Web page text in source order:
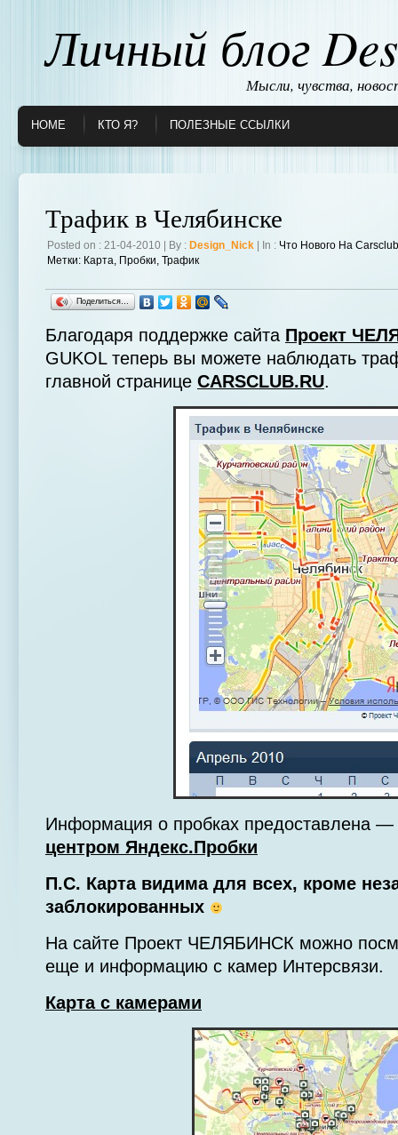
Личный блог
Мысли, чувства,
HOME КТО Я? ПОЛЕЗНЫЕ ССЫЛКИ
Трафик в Челябинске
Posted on : 21-04-2010 | By : Design_Nick | In : Что Нового На
Метки: Карта, Пробки, Трафик
Поделиться…
Благодаря поддержке сайта Проект
GUKOL теперь вы можете наблюдать
главной странице CARSCLUB.RU.
Информация о пробках предоставлена —
центром Яндекс.Пробки
П.С. Карта видима для всех, кроме
заблокированных
На сайте Проект ЧЕЛЯБИНСК можно
еще и информацию с камер Интерсвязи.
Карта с камерами